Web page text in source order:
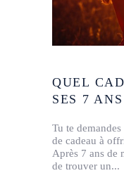
QUEL
SES 7
Tu te
de cadeau à
Après 7 ans de
de trouver un